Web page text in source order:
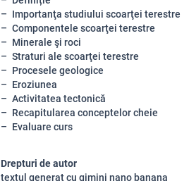
Importanţa studiului scoarţei terestre
Componentele scoarţei terestre
Minerale şi roci
Straturi ale scoarţei terestre
Procesele geologice
Eroziunea
Activitatea tectonică
Recapitularea conceptelor cheie
Evaluare curs
Drepturi de autor
textul generat cu gimini nano banana